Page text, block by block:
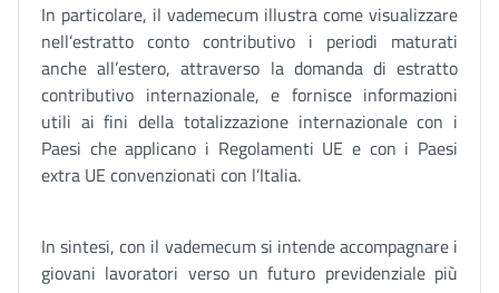
In particolare, il vademecum illustra come visualizzare
nell’estratto conto contributivo i periodi maturati
anche all’estero, attraverso la domanda di estratto
contributivo internazionale, e fornisce informazioni
utili ai fini della totalizzazione internazionale con i
Paesi che applicano i Regolamenti UE e con i Paesi
extra UE convenzionati con l’Italia.
In sintesi, con il vademecum si intende accompagnare i
giovani lavoratori verso un futuro previdenziale più